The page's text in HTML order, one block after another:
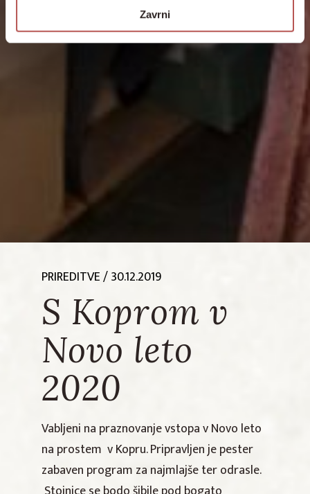
Zavrni
PRIREDITVE/ 30.12.2019
S Koprom v
Novo leto
2020
Vabljeni na praznovanje vstopa v Novo leto
na prostem v Kopru. Pripravljen je pester
zabaven program za najmlajše ter odrasle.